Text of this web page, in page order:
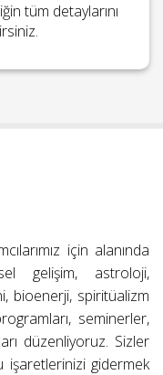
tüm detaylarını
için alanında
gelişim, astroloji,
bioenerji, spiritüalizm
seminerler,
düzenliyoruz. Sizler
işaretlerinizi gidermek